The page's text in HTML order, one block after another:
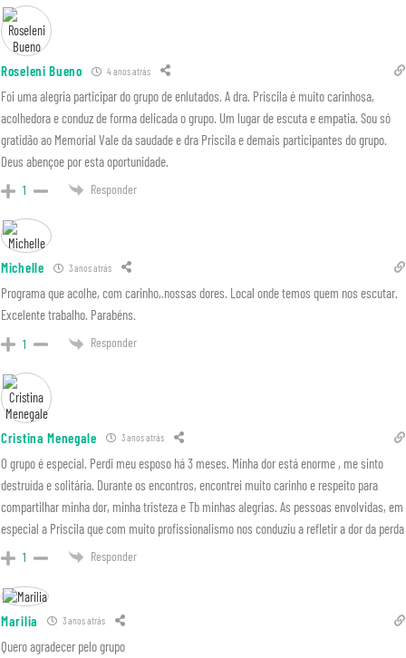
Roseleni Bueno 4 anos atrás
Foi uma alegria participar do grupo de enlutados. A dra. Priscila é muito carinhosa,
acolhedora e conduz de forma delicada o grupo. Um lugar de escuta e empatia. Sou só
gratidão ao Memorial Vale da saudade e dra Priscila e demais participantes do grupo.
Deus abençoe por esta oportunidade.
1 Responder
Michelle 3 anos atrás
Programa que acolhe, com carinho,.nossas dores. Local onde temos quem nos escutar.
Excelente trabalho. Parabéns.
1 Responder
Cristina Menegale 3 anos atrás
O grupo é especial. Perdi meu esposo há 3 meses. Minha dor está enorme , me sinto
destruída e solitária. Durante os encontros, encontrei muito carinho e respeito para
compartilhar minha dor, minha tristeza e Tb minhas alegrias. As pessoas envolvidas, em
especial a Priscila que com muito profissionalismo nos conduziu a refletir a dor da perda
1 Responder
Marilia 3 anos atrás
Quero agradecer pelo grupo